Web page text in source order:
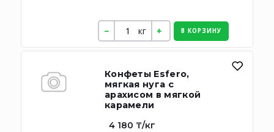
кг В КОРЗИНУ
Конфеты Esfero,
мягкая нуга с
арахисом в мягкой
карамели
4 180 ₸/кг